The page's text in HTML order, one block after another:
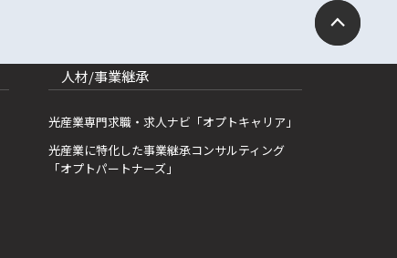
人材/事業継承
光産業専門求職・求人ナビ「オプトキャリア」
光産業に特化した事業継承コンサルティング
「オプトパートナーズ」